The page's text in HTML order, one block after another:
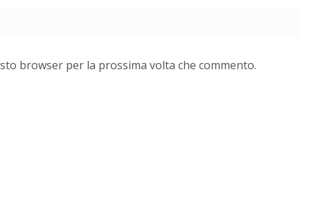
browser per la prossima volta che commento.